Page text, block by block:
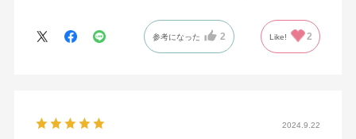
参考になった 2 Like! 2
2024.9.22